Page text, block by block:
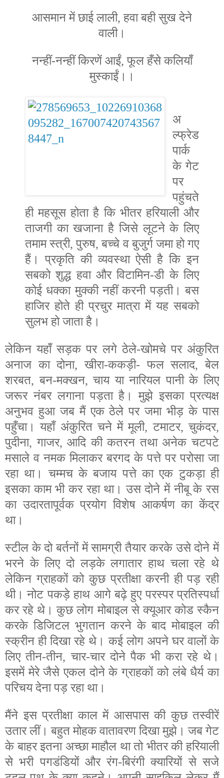
आसमान में छाई लाली,हवा बही सुख देने
वाली।
नन्हीं-नन्हीं किरणें आईं,फूल हँसे कलियाँ
मुस्काईं।।
अ
ल्फ्रेड
पार्क
के गेट
पर
पहुंचते
ही महसूस होता है कि भीतर हरियाली और
ताजगी का खजाना है जिसे लूटने के लिए
तमाम स्त्री, पुरुष, बच्चे व बुजुर्ग जमा हो गए
हैं। प्रकृति की व्यवस्था ऐसी है कि इन
सबको शुद्ध हवा और विटामिन-डी के लिए
कोई धक्का मुक्की नहीं करनी पड़ती। बस
हाजिर होते ही प्रचुर मात्रा में यह सबको
सुलभ हो जाता है।
लेकिन यहाँ सड़क पर लगे ठेले-खोमचे पर अंकुरित
अनाज का दोना, खीरा-ककड़ी- फल सलाद, बेल
शरबत, बन-मक्खन, चाय या नारियल पानी के लिए
जरूर नंबर लगाना पड़ता है। मुझे इसका प्रत्यक्ष
अनुभव हुआ जब मैं एक ठेले पर जमा भीड़ के पास
पहुँचा। यहाँ अंकुरित चने में मूली, टमाटर, चुकंदर,
पुदीना, गाजर, आदि की कतरन तथा अनेक चटपटे
मसाले व नमक मिलाकर बरगद के पत्ते पर परोसा जा
रहा था। चम्मच के बजाय पत्ते का एक टुकड़ा ही
इसका काम भी कर रहा था। उस दोने में नीबू के रस
का उदारतापूर्वक प्रयोग विशेष आकर्षण का केंद्र
था।
स्टील के दो बर्तनों में सामग्री तैयार करके उसे दोने में
भरने के लिए दो लड़के लगातार हाथ चला रहे थे
लेकिन ग्राहकों को कुछ प्रतीक्षा करनी ही पड़ रही
थी। नोट पकड़े हाथ आगे बढ़े हुए परस्पर प्रतिस्पर्धा
कर रहे थे। कुछ लोग मोबाइल से क्यूआर कोड स्कैन
करके डिजिटल भुगतान करने के बाद मोबाइल की
स्क्रीन ही दिखा रहे थे। कई लोग अपने घर वालों के
लिए तीन-तीन, चार-चार दोने पैक भी करा रहे थे।
इसमें मेरे जैसे एकल दोने के ग्राहकों को लंबे धैर्य का
परिचय देना पड़ रहा था।
मैंने इस प्रतीक्षा काल में आसपास की कुछ तस्वीरें
उतार लीं। बहुत मोहक वातावरण दिखा मुझे। जब गेट
के बाहर इतना अच्छा माहौल था तो भीतर की हरियाली
से भरी पगडंडियों और रंग-बिरंगी क्यारियों से सजे